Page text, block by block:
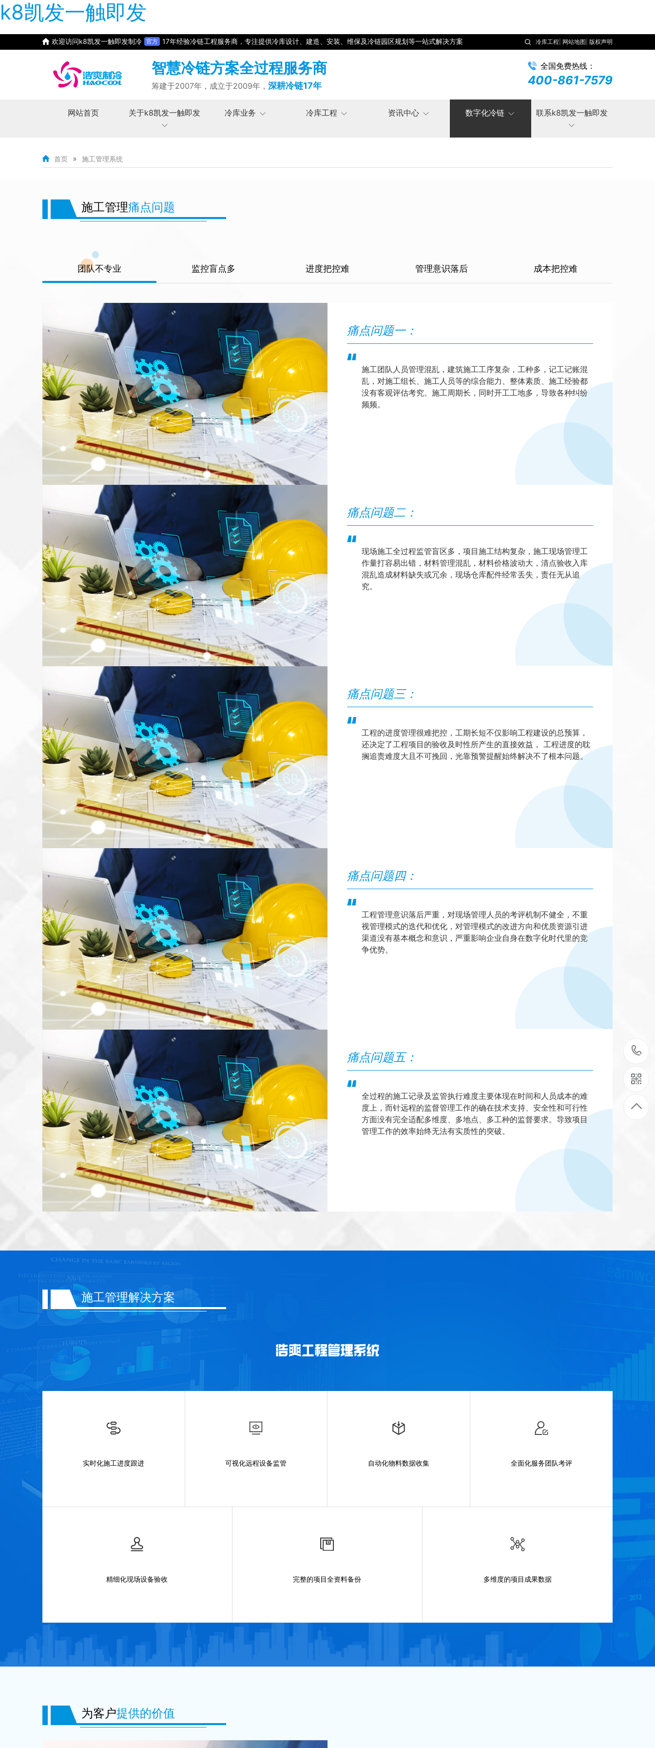
k8凯发一触即发
欢迎访问k8凯发一触即发制冷 官方 17年经验冷链工程服务商，专注提供冷库设计、建造、安装、维保及冷链园区规划等一站式解决方案 冷库工程 网站地图 版权声明
智慧冷链方案全过程服务商
筹建于2007年，成立于2009年， 深耕冷链17年
全国免费热线：
400-861-7579
网站首页 关于k8凯发一触即发 冷库业务 冷库工程 资讯中心 数字化冷链 联系k8凯发一触即发
首页 » 施工管理系统
施工管理痛点问题
团队不专业 监控盲点多 进度把控难 管理意识落后 成本把控难
痛点问题一：
施工团队人员管理混乱，建筑施工工序复杂，工种多，记工记账混
乱，对施工组长、施工人员等的综合能力、整体素质、施工经验都
没有客观评估考究。施工周期长，同时开工工地多，导致各种纠纷
频频。
痛点问题二：
现场施工全过程监管盲区多，项目施工结构复杂，施工现场管理工
作量打容易出错，材料管理混乱，材料价格波动大，清点验收入库
混乱造成材料缺失或冗余，现场仓库配件经常丢失，责任无从追
究。
痛点问题三：
工程的进度管理很难把控，工期长短不仅影响工程建设的总预算，
还决定了工程项目的验收及时性所产生的直接效益， 工程进度的耽
搁追责难度大且不可挽回，光靠预警提醒始终解决不了根本问题。
痛点问题四：
工程管理意识落后严重，对现场管理人员的考评机制不健全，不重
视管理模式的迭代和优化，对管理模式的改进方向和优质资源引进
渠道没有基本概念和意识，严重影响企业自身在数字化时代里的竞
争优势。
痛点问题五：
全过程的施工记录及监管执行难度主要体现在时间和人员成本的难
度上，而针远程的监督管理工作的确在技术支持、安全性和可行性
方面没有完全适配多维度、多地点、多工种的监督要求。导致项目
管理工作的效率始终无法有实质性的突破。
施工管理解决方案
实时化施工进度跟进 可视化远程设备监管 自动化物料数据收集 全面化服务团队考评
精细化现场设备验收 完整的项目全资料备份 多维度的项目成果数据
为客户提供的价值